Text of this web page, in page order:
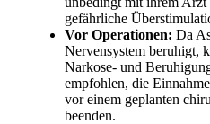
gefährliche
Vor Operationen: Da
Nervensystem beruhigt,
Narkose- und
empfohlen, die
vor einem geplanten
beenden.